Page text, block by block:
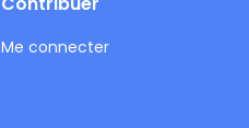
Me connecter